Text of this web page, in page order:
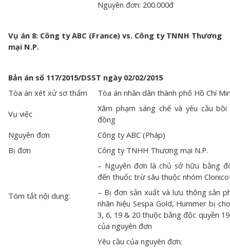
Nguyên đơn: 200.000đ
Vụ án 8: Công ty ABC (France) vs. Công ty TNNH Thương
mại N.P.
Bản án số 117/2015/DSST ngày 02/02/2015
Tòa án xét xử sơ thẩm
Tòa án nhân dân thành phố Hồ Chí
Vụ việc
Xâm phạm sáng chế và yêu cầu
đồng
Nguyên đơn
Công ty ABC (Pháp)
Bị đơn
Công ty TNHH Thương mại N.P.
Tóm tắt nội dung:
– Nguyên đơn là chủ sở hữu bằng
đến thuốc trừ sâu thuộc nhóm
– Bị đơn sản xuất và lưu thông sản
nhãn hiệu Sespa Gold, Hummer bị
3, 6, 19 & 20 thuộc bằng độc quyền
của nguyên đơn
Yêu cầu của nguyên đơn: